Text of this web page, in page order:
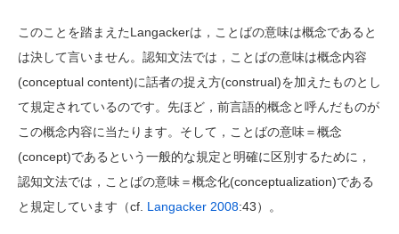
このことを踏まえたLangackerは，ことばの意味は概念であると
は決して言いません。認知文法では，ことばの意味は概念内容
(conceptual content)に話者の捉え方(construal)を加えたものとし
て規定されているのです。先ほど，前言語的概念と呼んだものが
この概念内容に当たります。そして，ことばの意味＝概念
(concept)であるという一般的な規定と明確に区別するために，
認知文法では，ことばの意味＝概念化(conceptualization)である
と規定しています（cf. Langacker 2008:43）。